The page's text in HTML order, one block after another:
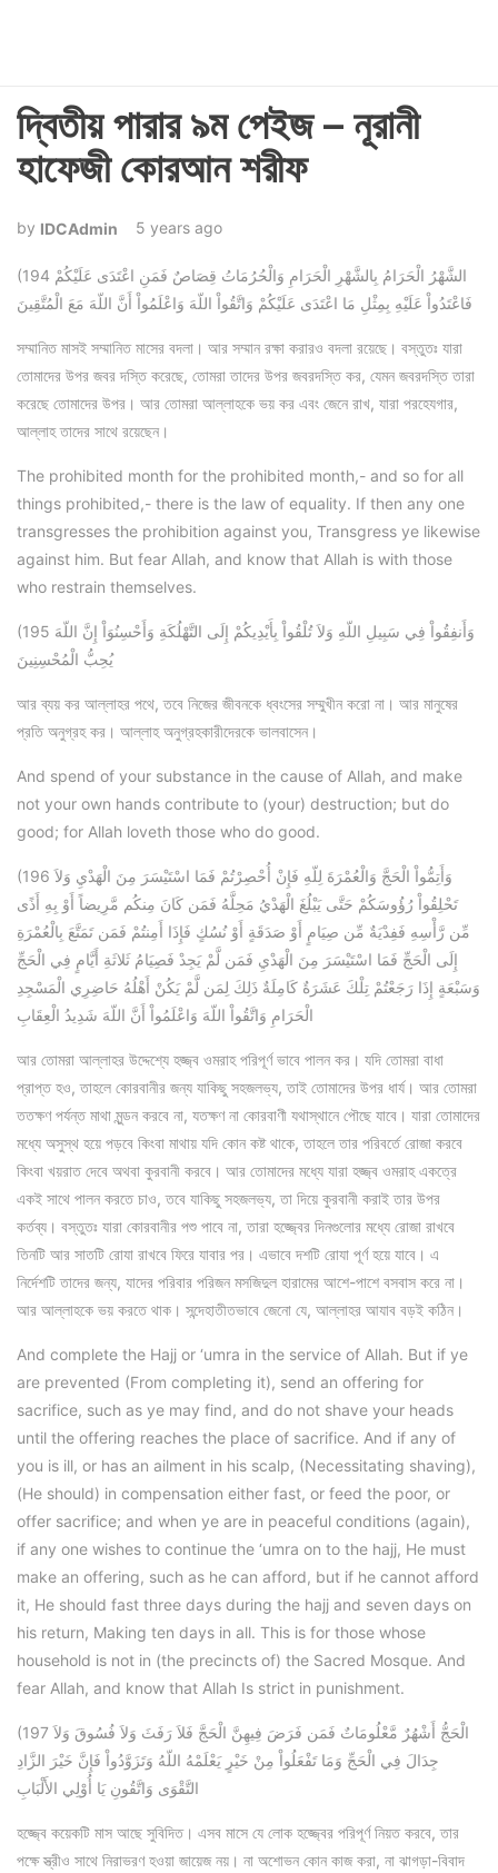
দ্বিতীয় পারার ৯ম পেইজ – নূরানী
হাফেজী কোরআন শরীফ
IDCAdmin 5 years ago
(194 الشَّهْرُ الْحَرَامُ بِالشَّهْرِ الْحَرَامِ وَالْحُرُمَاتُ قِصَاصٌ فَمَنِ اعْتَدَى عَلَيْكُمْ
فَاعْتَدُواْ عَلَيْهِ بِمِثْلِ مَا اعْتَدَى عَلَيْكُمْ وَاتَّقُواْ اللّهَ وَاعْلَمُواْ أَنَّ اللّهَ مَعَ الْمُتَّقِينَ
সম্মানিত মাসই সম্মানিত মাসের বদলা। আর সম্মান রক্ষা করারও বদলা রয়েছে। বস্তুতঃ যারা
তোমাদের উপর জবর দস্তি করেছে, তোমরা তাদের উপর জবরদস্তি কর, যেমন জবরদস্তি তারা
করেছে তোমাদের উপর। আর তোমরা আল্লাহকে ভয় কর এবং জেনে রাখ, যারা পরহেযগার,
আল্লাহ তাদের সাথে রয়েছেন।
The prohibited month for the prohibited month,- and so for all
things prohibited,- there is the law of equality. If then any one
transgresses the prohibition against you, Transgress ye likewise
against him. But fear Allah, and know that Allah is with those
who restrain themselves.
(195 وَأَنفِقُواْ فِي سَبِيلِ اللّهِ وَلاَ تُلْقُواْ بِأَيْدِيكُمْ إِلَى التَّهْلُكَةِ وَأَحْسِنُوَاْ إِنَّ اللّهَ
يُحِبُّ الْمُحْسِنِينَ
আর ব্যয় কর আল্লাহর পথে, তবে নিজের জীবনকে ধ্বংসের সম্মুখীন করো না। আর মানুষের
প্রতি অনুগ্রহ কর। আল্লাহ অনুগ্রহকারীদেরকে ভালবাসেন।
And spend of your substance in the cause of Allah, and make
not your own hands contribute to (your) destruction; but do
good; for Allah loveth those who do good.
(196 وَأَتِمُّواْ الْحَجَّ وَالْعُمْرَةَ لِلّهِ فَإِنْ أُحْصِرْتُمْ فَمَا اسْتَيْسَرَ مِنَ الْهَدْيِ وَلاَ
تَحْلِقُواْ رُؤُوسَكُمْ حَتَّى يَبْلُغَ الْهَدْيُ مَحِلَّهُ فَمَن كَانَ مِنكُم مَّرِيضاً أَوْ بِهِ أَذًى
مِّن رَّأْسِهِ فَفِدْيَةٌ مِّن صِيَامٍ أَوْ صَدَقَةٍ أَوْ نُسُكٍ فَإِذَا أَمِنتُمْ فَمَن تَمَتَّعَ بِالْعُمْرَةِ
إِلَى الْحَجِّ فَمَا اسْتَيْسَرَ مِنَ الْهَدْيِ فَمَن لَّمْ يَجِدْ فَصِيَامُ ثَلاثَةِ أَيَّامٍ فِي الْحَجِّ
وَسَبْعَةٍ إِذَا رَجَعْتُمْ تِلْكَ عَشَرَةٌ كَامِلَةٌ ذَلِكَ لِمَن لَّمْ يَكُنْ أَهْلُهُ حَاضِرِي الْمَسْجِدِ
الْحَرَامِ وَاتَّقُواْ اللّهَ وَاعْلَمُواْ أَنَّ اللّهَ شَدِيدُ الْعِقَابِ
আর তোমরা আল্লাহর উদ্দেশ্যে হজ্জ্ব ওমরাহ পরিপূর্ণ ভাবে পালন কর। যদি তোমরা বাধা
প্রাপ্ত হও, তাহলে কোরবানীর জন্য যাকিছু সহজলভ্য, তাই তোমাদের উপর ধার্য। আর তোমরা
ততক্ষণ পর্যন্ত মাথা মুন্ডন করবে না, যতক্ষণ না কোরবাণী যথাস্থানে পৌছে যাবে। যারা তোমাদের
মধ্যে অসুস্থ হয়ে পড়বে কিংবা মাথায় যদি কোন কষ্ট থাকে, তাহলে তার পরিবর্তে রোজা করবে
কিংবা খয়রাত দেবে অথবা কুরবানী করবে। আর তোমাদের মধ্যে যারা হজ্জ্ব ওমরাহ একত্রে
একই সাথে পালন করতে চাও, তবে যাকিছু সহজলভ্য, তা দিয়ে কুরবানী করাই তার উপর
কর্তব্য। বস্তুতঃ যারা কোরবানীর পশু পাবে না, তারা হজ্জ্বের দিনগুলোর মধ্যে রোজা রাখবে
তিনটি আর সাতটি রোযা রাখবে ফিরে যাবার পর। এভাবে দশটি রোযা পূর্ণ হয়ে যাবে। এ
নির্দেশটি তাদের জন্য, যাদের পরিবার পরিজন মসজিদুল হারামের আশে-পাশে বসবাস করে না।
আর আল্লাহকে ভয় করতে থাক। সন্দেহাতীতভাবে জেনো যে, আল্লাহর আযাব বড়ই কঠিন।
And complete the Hajj or ‘umra in the service of Allah. But if ye
are prevented (From completing it), send an offering for
sacrifice, such as ye may find, and do not shave your heads
until the offering reaches the place of sacrifice. And if any of
you is ill, or has an ailment in his scalp, (Necessitating shaving),
(He should) in compensation either fast, or feed the poor, or
offer sacrifice; and when ye are in peaceful conditions (again),
if any one wishes to continue the ‘umra on to the hajj, He must
make an offering, such as he can afford, but if he cannot afford
it, He should fast three days during the hajj and seven days on
his return, Making ten days in all. This is for those whose
household is not in (the precincts of) the Sacred Mosque. And
fear Allah, and know that Allah Is strict in punishment.
(197 الْحَجُّ أَشْهُرٌ مَّعْلُومَاتٌ فَمَن فَرَضَ فِيهِنَّ الْحَجَّ فَلاَ رَفَثَ وَلاَ فُسُوقَ وَلاَ
جِدَالَ فِي الْحَجِّ وَمَا تَفْعَلُواْ مِنْ خَيْرٍ يَعْلَمْهُ اللّهُ وَتَزَوَّدُواْ فَإِنَّ خَيْرَ الزَّادِ
التَّقْوَى وَاتَّقُونِ يَا أُوْلِي الأَلْبَابِ
হজ্জ্বে কয়েকটি মাস আছে সুবিদিত। এসব মাসে যে লোক হজ্জ্বের পরিপূর্ণ নিয়ত করবে, তার
পক্ষে স্ত্রীও সাথে নিরাভরণ হওয়া জায়েজ নয়। না অশোভন কোন কাজ করা, না ঝাগড়া-বিবাদ